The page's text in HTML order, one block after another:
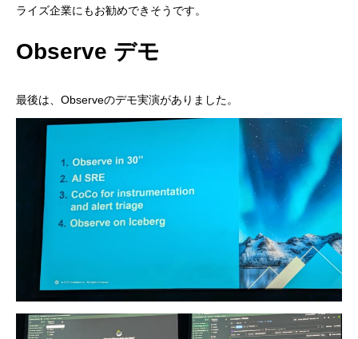
ライズ企業にもお勧めできそうです。
Observe デモ
最後は、Observeのデモ実演がありました。